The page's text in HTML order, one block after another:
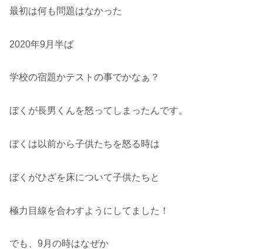
最初は何も問題はなかった
2020年9月半ば
学校の宿題かテストの事でかなぁ？
ぼくが長男くんを怒ってしまったんです。
ぼくは以前から子供たちを怒る時は
ぼくがひざを床について子供たちと
極力目線を合わすようにしてました！
でも、9月の時はなぜか